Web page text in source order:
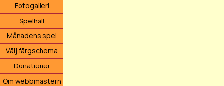
Fotogalleri
Spelhall
Månadens spel
Välj färgschema
Donationer
Om webbmastern